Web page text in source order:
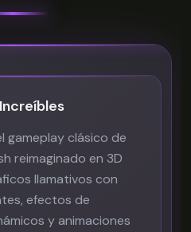
gameplay clásico de
reimaginado en 3D
llamativos con
efectos de
y animaciones